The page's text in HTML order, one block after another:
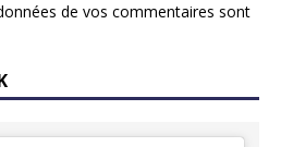
de vos commentaires sont